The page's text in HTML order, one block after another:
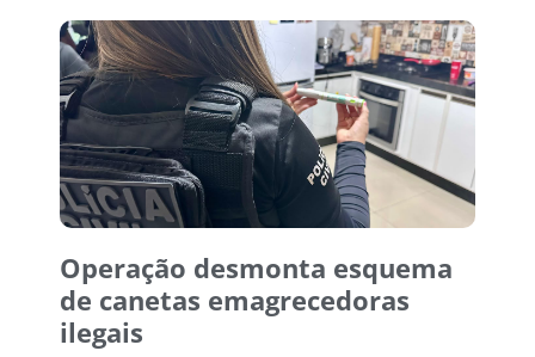
Operação desmonta esquema
de canetas emagrecedoras
ilegais